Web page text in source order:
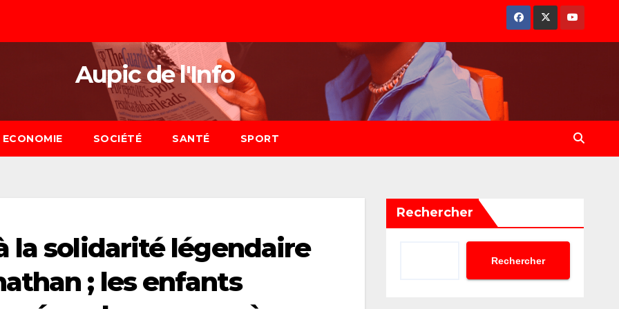
Aupic de l'Info
ECONOMIE SOCIÉTÉ SANTÉ SPORT
la solidarité légendaire
; les enfants
Rechercher
Rechercher